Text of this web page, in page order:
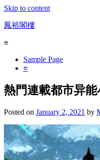
Skip to content
鳳裕閣樓
≡
Sample Page
≡
熱門連載都市异
Posted on January 2, 2021 by